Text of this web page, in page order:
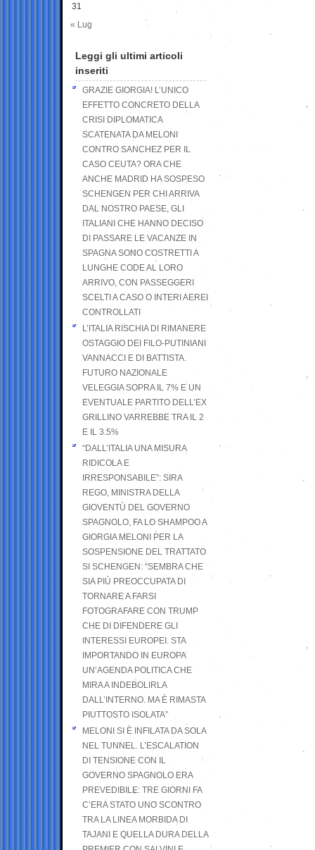
31
« Lug
Leggi gli ultimi articoli
inseriti
GRAZIE GIORGIA! L’UNICO
EFFETTO CONCRETO DELLA
CRISI DIPLOMATICA
SCATENATA DA MELONI
CONTRO SANCHEZ PER IL
CASO CEUTA? ORA CHE
ANCHE MADRID HA SOSPESO
SCHENGEN PER CHI ARRIVA
DAL NOSTRO PAESE, GLI
ITALIANI CHE HANNO DECISO
DI PASSARE LE VACANZE IN
SPAGNA SONO COSTRETTI A
LUNGHE CODE AL LORO
ARRIVO, CON PASSEGGERI
SCELTI A CASO O INTERI AEREI
CONTROLLATI
L’ITALIA RISCHIA DI RIMANERE
OSTAGGIO DEI FILO-PUTINIANI
VANNACCI E DI BATTISTA.
FUTURO NAZIONALE
VELEGGIA SOPRA IL 7% E UN
EVENTUALE PARTITO DELL’EX
GRILLINO VARREBBE TRA IL 2
E IL 3.5%
“DALL’ITALIA UNA MISURA
RIDICOLA E
IRRESPONSABILE”: SIRA
REGO, MINISTRA DELLA
GIOVENTÙ DEL GOVERNO
SPAGNOLO, FA LO SHAMPOO A
GIORGIA MELONI PER LA
SOSPENSIONE DEL TRATTATO
SI SCHENGEN: “SEMBRA CHE
SIA PIÙ PREOCCUPATA DI
TORNARE A FARSI
FOTOGRAFARE CON TRUMP
CHE DI DIFENDERE GLI
INTERESSI EUROPEI. STA
IMPORTANDO IN EUROPA
UN’AGENDA POLITICA CHE
MIRA A INDEBOLIRLA
DALL’INTERNO. MA È RIMASTA
PIUTTOSTO ISOLATA”
MELONI SI È INFILATA DA SOLA
NEL TUNNEL. L’ESCALATION
DI TENSIONE CON IL
GOVERNO SPAGNOLO ERA
PREVEDIBILE: TRE GIORNI FA
C’ERA STATO UNO SCONTRO
TRA LA LINEA MORBIDA DI
TAJANI E QUELLA DURA DELLA